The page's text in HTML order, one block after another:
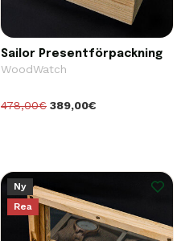
Sailor Presentförpackning
WoodWatch
478,00€ 389,00€
Ny
Rea